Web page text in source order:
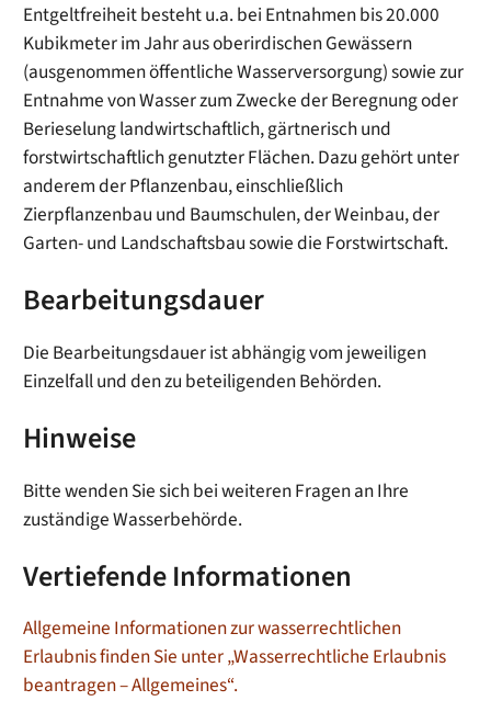
Entgeltfreiheit besteht u.a. bei Entnahmen bis 20.000
Kubikmeter im Jahr aus oberirdischen Gewässern
(ausgenommen öffentliche Wasserversorgung) sowie zur
Entnahme von Wasser zum Zwecke der Beregnung oder
Berieselung landwirtschaftlich, gärtnerisch und
forstwirtschaftlich genutzter Flächen. Dazu gehört unter
anderem der Pflanzenbau, einschließlich
Zierpflanzenbau und Baumschulen, der Weinbau, der
Garten- und Landschaftsbau sowie die Forstwirtschaft.
Bearbeitungsdauer
Die Bearbeitungsdauer ist abhängig vom jeweiligen
Einzelfall und den zu beteiligenden Behörden.
Hinweise
Bitte wenden Sie sich bei weiteren Fragen an Ihre
zuständige Wasserbehörde.
Vertiefende Informationen
Allgemeine Informationen zur wasserrechtlichen
Erlaubnis finden Sie unter „Wasserrechtliche Erlaubnis
beantragen – Allgemeines“.